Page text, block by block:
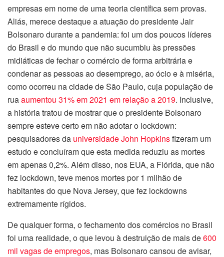
empresas em nome de uma teoria científica sem provas.
Aliás, merece destaque a atuação do presidente Jair
Bolsonaro durante a pandemia: foi um dos poucos líderes
do Brasil e do mundo que não sucumbiu às pressões
midiáticas de fechar o comércio de forma arbitrária e
condenar as pessoas ao desemprego, ao ócio e à miséria,
como ocorreu na cidade de São Paulo, cuja população de
ruaaumentou 31% em 2021 em relação a 2019. Inclusive,
a história tratou de mostrar que o presidente Bolsonaro
sempre esteve certo em não adotar o lockdown:
pesquisadores da universidade John Hopkinsfizeram um
estudo e concluíram que esta medida reduziu as mortes
em apenas 0,2%. Além disso, nos EUA, a Flórida, que não
fez lockdown, teve menos mortes por 1 milhão de
habitantes do que Nova Jersey, que fez lockdowns
extremamente rígidos.
De qualquer forma, o fechamento dos comércios no Brasil
foi uma realidade, o que levou à destruição de mais de600
mil vagas de empregos, mas Bolsonaro cansou de avisar,